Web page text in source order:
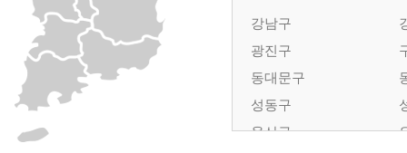
강남구
광진구
동대문구
성동구
용산구